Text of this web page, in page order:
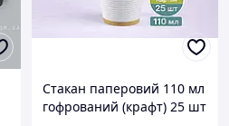
Стакан паперовий 110 мл
гофрований (крафт) 25 шт